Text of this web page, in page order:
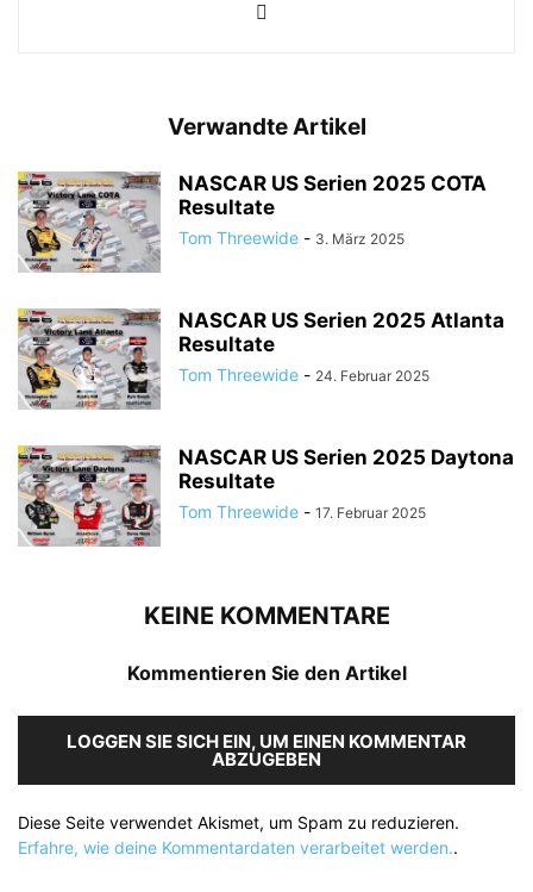
Verwandte Artikel
NASCAR US Serien 2025 COTA
Resultate
Tom Threewide - 3. März 2025
NASCAR US Serien 2025 Atlanta
Resultate
Tom Threewide - 24. Februar 2025
NASCAR US Serien 2025 Daytona
Resultate
Tom Threewide - 17. Februar 2025
KEINE KOMMENTARE
Kommentieren Sie den Artikel
LOGGEN SIE SICH EIN, UM EINEN KOMMENTAR
ABZUGEBEN
Diese Seite verwendet Akismet, um Spam zu reduzieren.
Erfahre, wie deine Kommentardaten verarbeitet werden..